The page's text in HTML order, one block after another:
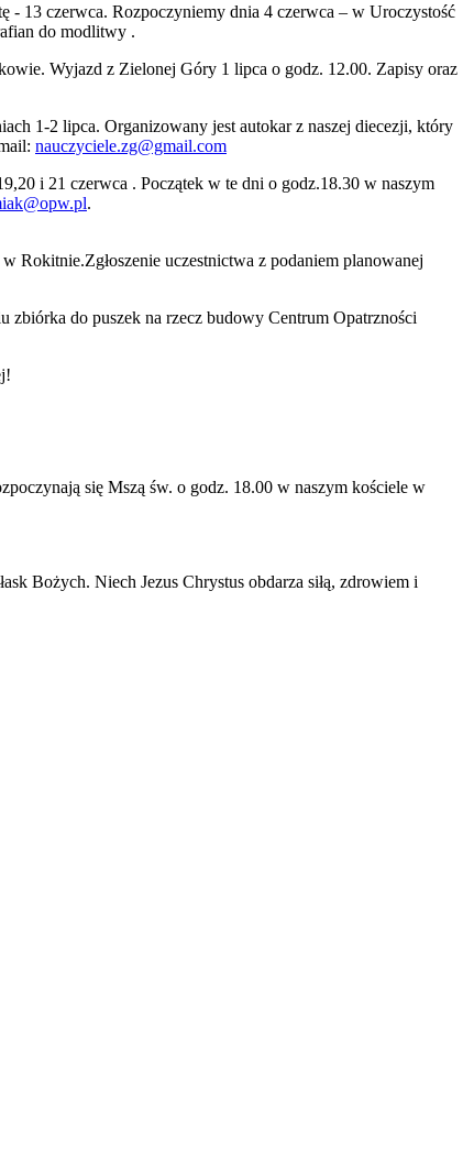
- 13 czerwca. Rozpoczyniemy dnia 4 czerwca – w Uroczystość
do modlitwy .
Wyjazd z Zielonej Góry 1 lipca o godz. 12.00. Zapisy oraz
1-2 lipca. Organizowany jest autokar z naszej diecezji, który
nauczyciele.zg@gmail.com
i 21 czerwca . Początek w te dni o godz.18.30 w naszym
.
Rokitnie.Zgłoszenie uczestnictwa z podaniem planowanej
zbiórka do puszek na rzecz budowy Centrum Opatrzności
się Mszą św. o godz. 18.00 w naszym kościele w
Bożych. Niech Jezus Chrystus obdarza siłą, zdrowiem i